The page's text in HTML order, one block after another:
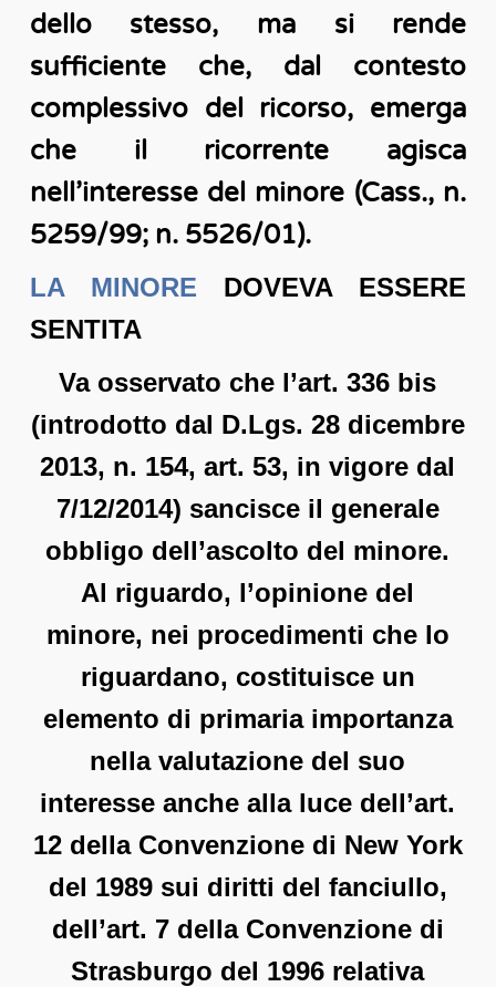
dello stesso, ma si rende
sufficiente che, dal contesto
complessivo del ricorso, emerga
che il ricorrente agisca
nell’interesse del minore (Cass., n.
5259/99; n. 5526/01).
LA MINORE DOVEVA ESSERE
SENTITA
Va osservato che l’art. 336 bis
(introdotto dal D.Lgs. 28 dicembre
2013, n. 154, art. 53, in vigore dal
7/12/2014) sancisce il generale
obbligo dell’ascolto del minore.
Al riguardo, l’opinione del
minore, nei procedimenti che lo
riguardano, costituisce un
elemento di primaria importanza
nella valutazione del suo
interesse anche alla luce dell’art.
12 della Convenzione di New York
del 1989 sui diritti del fanciullo,
dell’art. 7 della Convenzione di
Strasburgo del 1996 relativa